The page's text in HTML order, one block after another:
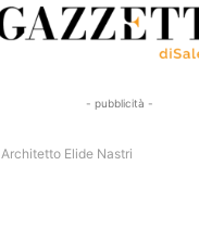
- pubblicità -
Architetto Elide Nastri